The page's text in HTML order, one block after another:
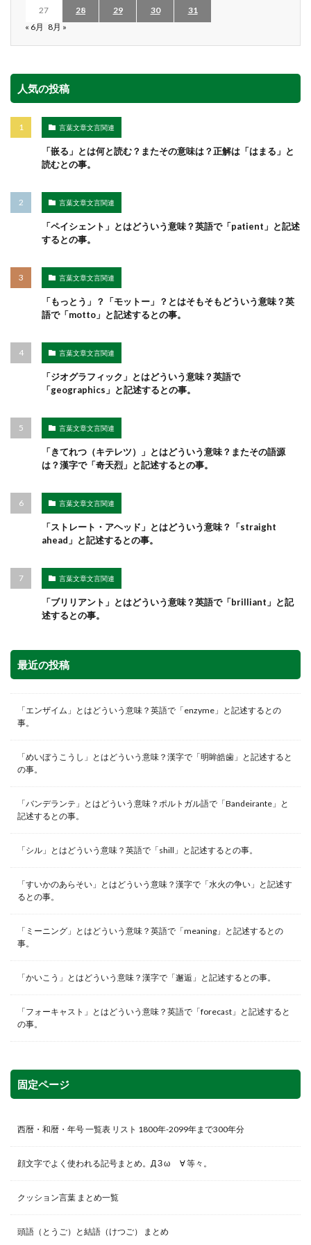
27 28 29 30
31
« 6月 8月 »
人気の投稿
言葉文章文言関連
「嵌る」とは何と読む？またその意味は？正解は「はまる」と
読むとの事。
言葉文章文言関連
「ペイシェント」とはどういう意味？英語で「patient」と記述
するとの事。
言葉文章文言関連
「もっとう」？「モットー」？とはそもそもどういう意味？英
語で「motto」と記述するとの事。
言葉文章文言関連
「ジオグラフィック」とはどういう意味？英語で
「geographics」と記述するとの事。
言葉文章文言関連
「きてれつ（キテレツ）」とはどういう意味？またその語源
は？漢字で「奇天烈」と記述するとの事。
言葉文章文言関連
「ストレート・アヘッド」とはどういう意味？「straight
ahead」と記述するとの事。
言葉文章文言関連
「ブリリアント」とはどういう意味？英語で「brilliant」と記
述するとの事。
最近の投稿
「エンザイム」とはどういう意味？英語で「enzyme」と記述するとの
事。
「めいぼうこうし」とはどういう意味？漢字で「明眸皓歯」と記述すると
の事。
「バンデランテ」とはどういう意味？ポルトガル語で「Bandeirante」と
記述するとの事。
「シル」とはどういう意味？英語で「shill」と記述するとの事。
「すいかのあらそい」とはどういう意味？漢字で「水火の争い」と記述す
るとの事。
「ミーニング」とはどういう意味？英語で「meaning」と記述するとの
事。
「かいこう」とはどういう意味？漢字で「邂逅」と記述するとの事。
「フォーキャスト」とはどういう意味？英語で「forecast」と記述すると
の事。
固定ページ
西暦・和暦・年号 一覧表 リスト 1800年-2099年まで300年分
顔文字でよく使われる記号まとめ。Д З ω ゞ∀ 等々。
クッション言葉 まとめ一覧
頭語（とうご）と結語（けつご） まとめ